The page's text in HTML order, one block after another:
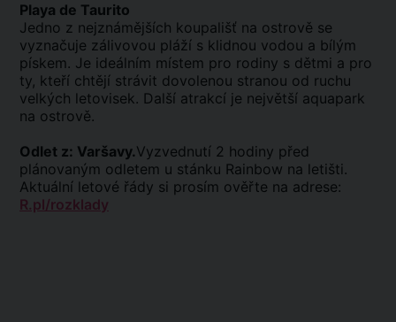
Playa de Taurito
Jedno z nejznámějších koupališť na ostrově se
vyznačuje zálivovou pláží s klidnou vodou a bílým
pískem. Je ideálním místem pro rodiny s dětmi a pro
ty, kteří chtějí strávit dovolenou stranou od ruchu
velkých letovisek. Další atrakcí je největší aquapark
na ostrově.
Odlet z: Varšavy.Vyzvednutí 2 hodiny před
plánovaným odletem u stánku Rainbow na letišti.
Aktuální letové řády si prosím ověřte na adrese:
R.pl/rozklady